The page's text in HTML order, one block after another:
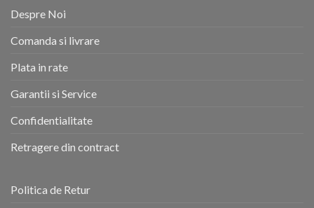
Despre Noi
Comanda si livrare
Plata in rate
Garantii si Service
Confidentialitate
Retragere din contract
Politica de Retur